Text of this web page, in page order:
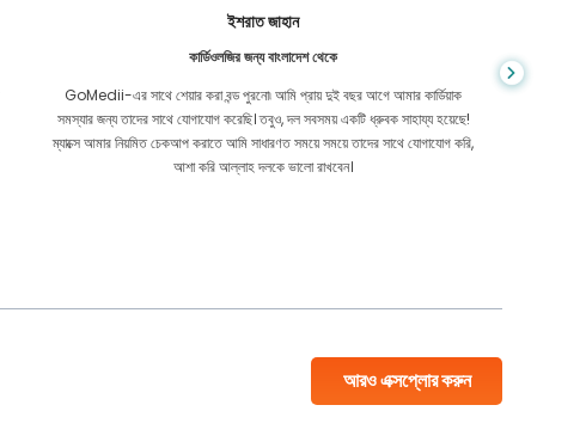
ইশরাত জাহান
কার্ডিওলজির জন্য বাংলাদেশ থেকে
GoMedii-এর সাথে শেয়ার করা বন্ড পুরনো৷ আমি প্রায় দুই বছর আগে আমার কার্ডিয়াক
সমস্যার জন্য তাদের সাথে যোগাযোগ করেছি। তবুও, দল সবসময় একটি ধ্রুবক সাহায্য হয়েছে!
ম্যাক্সে আমার নিয়মিত চেকআপ করাতে আমি সাধারণত সময়ে সময়ে তাদের সাথে যোগাযোগ করি,
আশা করি আল্লাহ দলকে ভালো রাখবেন।
আরও এক্সপ্লোর করুন